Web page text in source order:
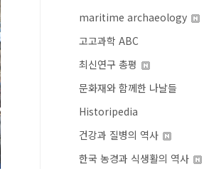
maritime archaeology
고고과학 ABC
최신연구 총평
문화재와 함께한 나날들
Historipedia
건강과 질병의 역사
한국 농경과 식생활의 역사